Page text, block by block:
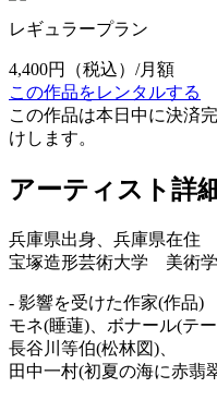
レギュラープラン
4,400円
（税込）/月額
この作品をレンタルする
この作品は本日中に決済
けします。
アーティスト詳
兵庫県出身、兵庫県在住
宝塚造形芸術大学 美術
- 影響を受けた作家(作品)
モネ(睡蓮)、ボナール(テー
長谷川等伯(松林図)、
田中一村(初夏の海に赤翡